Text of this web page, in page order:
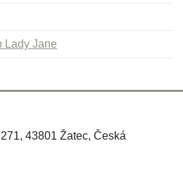
Lady Jane
43801 Žatec, Česká